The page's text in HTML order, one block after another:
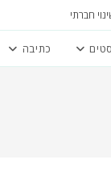
חברתי
כתיבה